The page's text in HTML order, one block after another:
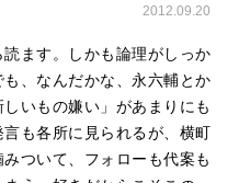
2012.09.20
ます。しかも論理がしっか
、なんだかな、永六輔とか
いもの嫌い」があまりにも
も各所に見られるが、横町
ついて、フォローも代案も